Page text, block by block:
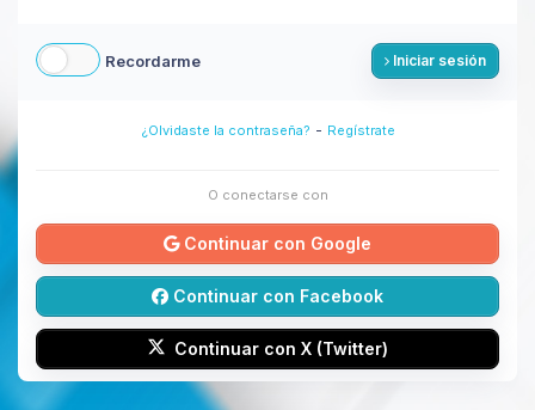
Recordarme Iniciar sesión
¿Olvidaste la contraseña? - Regístrate
O conectarse con
Continuar con Google
Continuar con Facebook
Continuar con X (Twitter)